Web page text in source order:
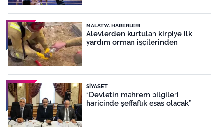
MALATYA HABERLERI
Alevlerden kurtulan kirpiye ilk
yardım orman işçilerinden
SIYASET
“Devletin mahrem bilgileri
haricinde şeffaflık esas olacak”